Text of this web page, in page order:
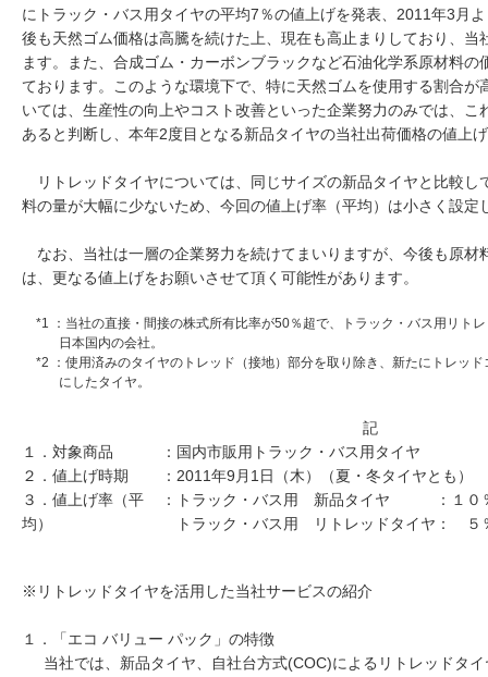
にトラック・バス用タイヤの平均7％の値上げを発表、2011年3月
後も天然ゴム価格は高騰を続けた上、現在も高止まりしており、当
ます。また、合成ゴム・カーボンブラックなど石油化学系原材料
ております。このような環境下で、特に天然ゴムを使用する割合が
いては、生産性の向上やコスト改善といった企業努力のみでは、こ
あると判断し、本年2度目となる新品タイヤの当社出荷価格の値上
リトレッドタイヤについては、同じサイズの新品タイヤと比較し
料の量が大幅に少ないため、今回の値上げ率（平均）は小さく設定
なお、当社は一層の企業努力を続けてまいりますが、今後も原材
は、更なる値上げをお願いさせて頂く可能性があります。
*1 ：当社の直接・間接の株式所有比率が50％超で、トラック・バス用リト
日本国内の会社。
*2 ：使用済みのタイヤのトレッド（接地）部分を取り除き、新たにトレッ
にしたタイヤ。
記
１．対象商品
：国内市販用トラック・バス用タイヤ
２．値上げ時期
：2011年9月1日（木）（夏・冬タイヤとも）
３．値上げ率（平
均）
：トラック・バス用 新品タイヤ ：１０
トラック・バス用 リトレッドタイヤ： ５
※リトレッドタイヤを活用した当社サービスの紹介
１．「エコ バリュー パック」の特徴
当社では、新品タイヤ、自社台方式(COC)によるリトレッドタイ